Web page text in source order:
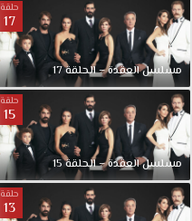
حلقة
17
مسلسل العقدة – الحلقة 17
حلقة
15
مسلسل العقدة – الحلقة 15
حلقة
13